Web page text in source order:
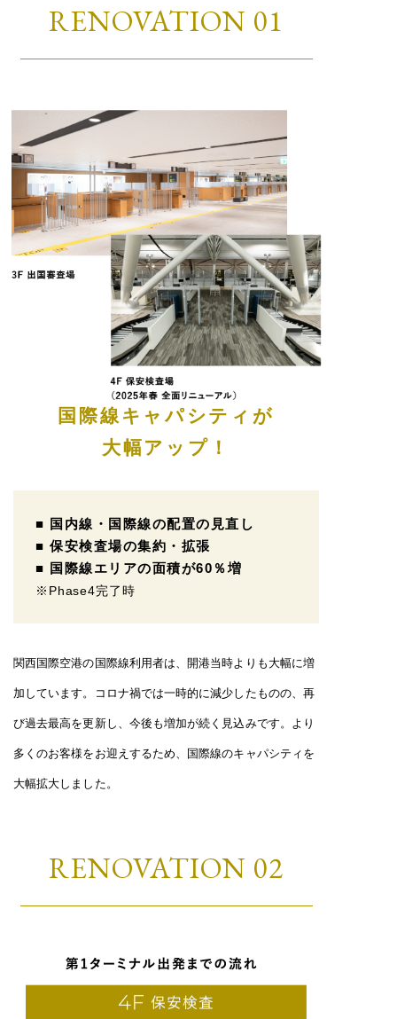
RENOVATION 01
国際線キャパシティが
大幅アップ！
■ 国内線・国際線の配置の見直し
■ 保安検査場の集約・拡張
■ 国際線エリアの面積が60％増
※Phase4完了時
関西国際空港の国際線利用者は、開港当時よりも大幅に増
加しています。コロナ禍では一時的に減少したものの、再
び過去最高を更新し、今後も増加が続く見込みです。より
多くのお客様をお迎えするため、国際線のキャパシティを
大幅拡大しました。
RENOVATION 02